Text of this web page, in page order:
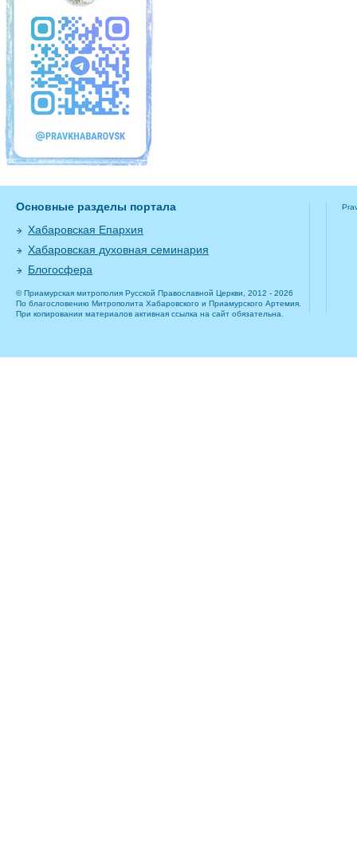
Основные разделы портала
Хабаровская Епархия
Хабаровская духовная семинария
Блогосфера
© Приамурская митрополия Русской Православной Церкви, 2012 - 2026
По благословению Митрополита Хабаровского и Приамурского Артемия.
При копировании материалов активная ссылка на сайт обязательна.